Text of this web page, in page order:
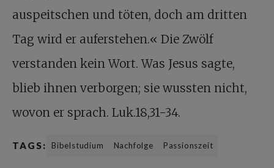
auspeitschen und töten, doch am dritten
Tag wird er auferstehen.« Die Zwölf
verstanden kein Wort. Was Jesus sagte,
blieb ihnen verborgen; sie wussten nicht,
wovon er sprach. Luk.18,31-34.
TAGS: Bibelstudium Nachfolge Passionszeit